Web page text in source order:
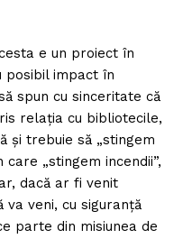
e un proiect în
posibil impact în
spun cu sinceritate că
relaţia cu bibliotecile,
și trebuie să „stingem
„stingem incendii”,
dacă ar fi venit
veni, cu siguranță
parte din misiunea de